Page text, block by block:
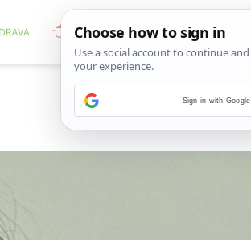
Sign in with Google